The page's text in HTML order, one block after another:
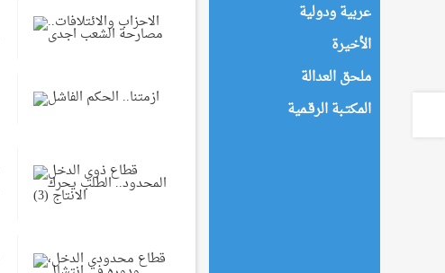
عربية ودولية
الأخيرة
ملحق العدالة
المكتـبة الرقـمية